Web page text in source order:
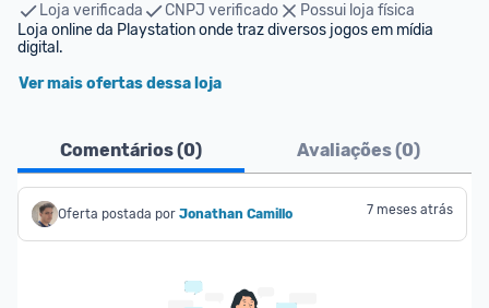
Loja verificada
CNPJ verificado
Possui loja física
Loja online da Playstation onde traz diversos jogos em mídia
digital.
Ver mais ofertas dessa loja
Comentários (0) Avaliações (0)
Oferta postada por Jonathan Camillo 7 meses atrás